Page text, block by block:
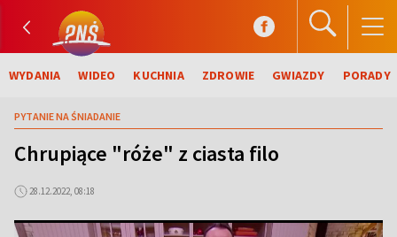
WYDANIA WIDEO KUCHNIA ZDROWIE GWIAZDY PORADY
PYTANIE NA ŚNIADANIE
Chrupiące "róże" z ciasta filo
28.12.2022, 08:18